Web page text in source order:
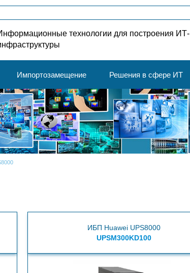
технологии для построения ИТ-
Импортозамещение Решения в сфере ИТ
ИБП Huawei UPS8000
UPSM300KD100